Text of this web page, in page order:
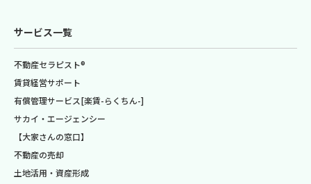
サービス一覧
不動産セラピスト®
賃貸経営サポート
有償管理サービス[楽賃-らくちん-]
サカイ・エージェンシー
【大家さんの窓口】
不動産の売却
土地活用・資産形成